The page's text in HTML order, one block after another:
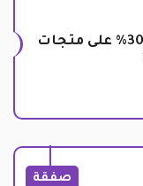
كوبون تفيار تخفيضات تصل الى 30% على متجات
صفقة